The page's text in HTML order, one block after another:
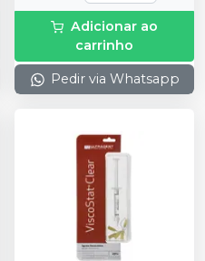
Adicionar ao
carrinho
Pedir via Whatsapp